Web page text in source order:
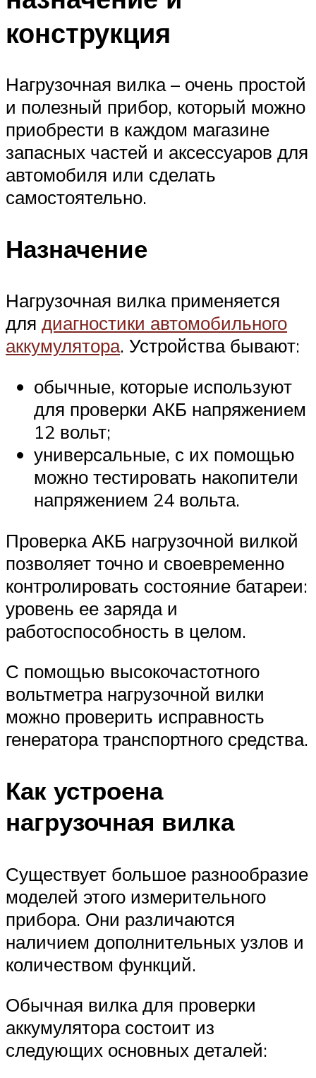
конструкция
Нагрузочная вилка – очень простой
и полезный прибор, который можно
приобрести в каждом магазине
запасных частей и аксессуаров для
автомобиля или сделать
самостоятельно.
Назначение
Нагрузочная вилка применяется
для диагностики автомобильного
аккумулятора. Устройства бывают:
обычные, которые используют
для проверки АКБ напряжением
12 вольт;
универсальные, с их помощью
можно тестировать накопители
напряжением 24 вольта.
Проверка АКБ нагрузочной вилкой
позволяет точно и своевременно
контролировать состояние батареи:
уровень ее заряда и
работоспособность в целом.
С помощью высокочастотного
вольтметра нагрузочной вилки
можно проверить исправность
генератора транспортного средства.
Как устроена
нагрузочная вилка
Существует большое разнообразие
моделей этого измерительного
прибора. Они различаются
наличием дополнительных узлов и
количеством функций.
Обычная вилка для проверки
аккумулятора состоит из
следующих основных деталей: